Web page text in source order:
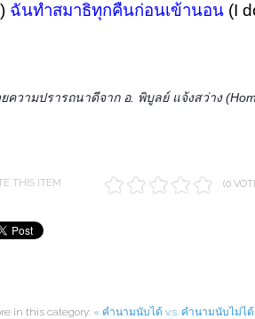
ฉันทำสมาธิทุกคืนก่อนเข้านอน (I
ความปรารถนาดีจาก อ. พิบูลย์ แจ้งสว่าง (
THIS ITEM (0
in this category: « คำนามนับได้ v.s. คำนามนับไม่ได้